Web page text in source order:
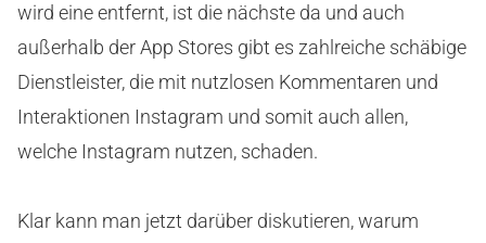
wird eine entfernt, ist die nächste da und auch
außerhalb der App Stores gibt es zahlreiche schäbige
Dienstleister, die mit nutzlosen Kommentaren und
Interaktionen Instagram und somit auch allen,
welche Instagram nutzen, schaden.
Klar kann man jetzt darüber diskutieren, warum